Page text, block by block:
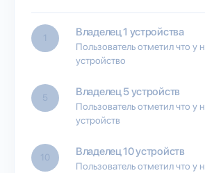
1 Владелец 1 устройства
Пользователь отметил что у
устройство
5 Владелец 5 устройств
Пользователь отметил что у
устройств
10 Владелец 10 устройств
Пользователь отметил что у